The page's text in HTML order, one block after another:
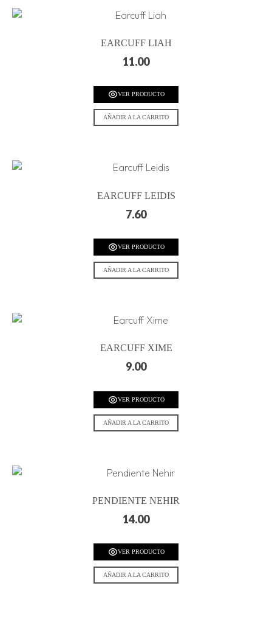
EARCUFF LIAH
11.00
VER PRODUCTO
AÑADIR A LA CARRITO
EARCUFF LEIDIS
7.60
VER PRODUCTO
AÑADIR A LA CARRITO
EARCUFF XIME
9.00
VER PRODUCTO
AÑADIR A LA CARRITO
PENDIENTE NEHIR
14.00
VER PRODUCTO
AÑADIR A LA CARRITO